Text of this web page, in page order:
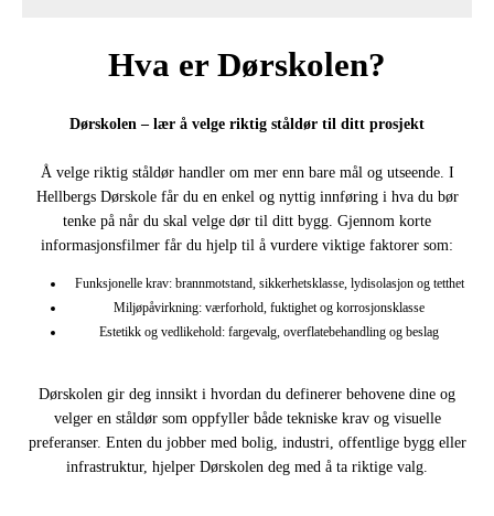
Hva er Dørskolen?
Dørskolen – lær å velge riktig ståldør til ditt prosjekt
Å velge riktig ståldør handler om mer enn bare mål og utseende. I
Hellbergs Dørskole får du en enkel og nyttig innføring i hva du bør
tenke på når du skal velge dør til ditt bygg. Gjennom korte
informasjonsfilmer får du hjelp til å vurdere viktige faktorer som:
Funksjonelle krav: brannmotstand, sikkerhetsklasse, lydisolasjon og tetthet
Miljøpåvirkning: værforhold, fuktighet og korrosjonsklasse
Estetikk og vedlikehold: fargevalg, overflatebehandling og beslag
Dørskolen gir deg innsikt i hvordan du definerer behovene dine og
velger en ståldør som oppfyller både tekniske krav og visuelle
preferanser. Enten du jobber med bolig, industri, offentlige bygg eller
infrastruktur, hjelper Dørskolen deg med å ta riktige valg.